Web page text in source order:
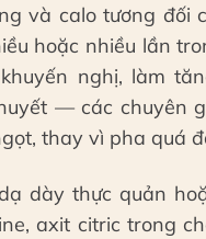
và calo tương đối
hoặc nhiều lần
nghị, làm
— các chuyên
thay vì pha quá
dày thực quản
axit citric trong